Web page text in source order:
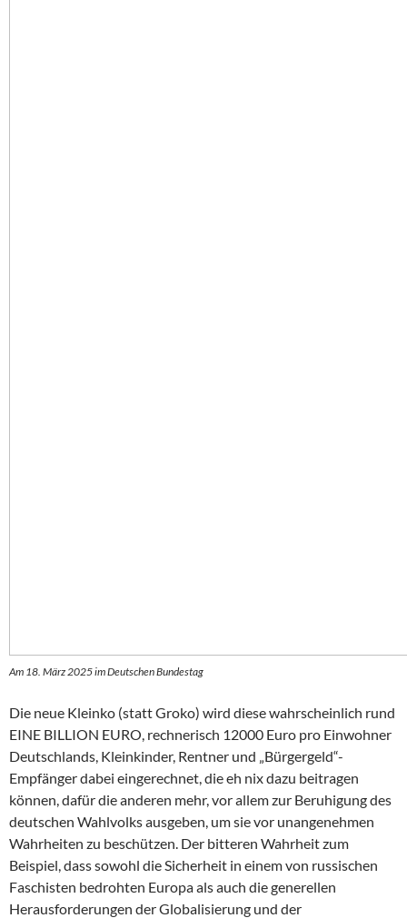
Am 18. März 2025 im Deutschen Bundestag
Die neue Kleinko (statt Groko) wird diese wahrscheinlich rund
EINE BILLION EURO, rechnerisch 12000 Euro pro Einwohner
Deutschlands, Kleinkinder, Rentner und „Bürgergeld“-
Empfänger dabei eingerechnet, die eh nix dazu beitragen
können, dafür die anderen mehr, vor allem zur Beruhigung des
deutschen Wahlvolks ausgeben, um sie vor unangenehmen
Wahrheiten zu beschützen. Der bitteren Wahrheit zum
Beispiel, dass sowohl die Sicherheit in einem von russischen
Faschisten bedrohten Europa als auch die generellen
Herausforderungen der Globalisierung und der